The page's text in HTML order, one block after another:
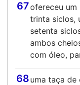
67ofereceu
trinta siclos,
setenta
ambos
com óleo,
68 uma taça de